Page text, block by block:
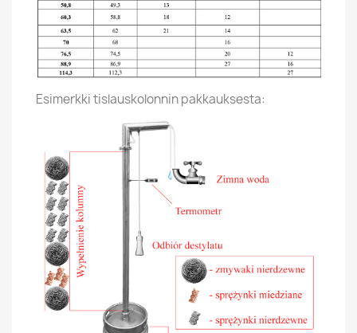
Esimerkki tislauskolonnin pakkauksesta: